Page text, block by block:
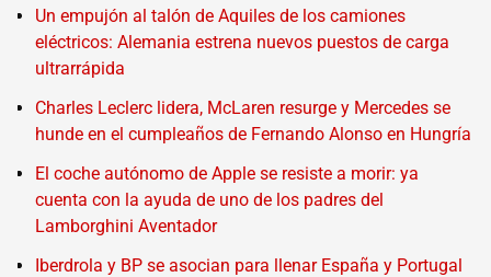
Un empujón al talón de Aquiles de los camiones
eléctricos: Alemania estrena nuevos puestos de carga
ultrarrápida
Charles Leclerc lidera, McLaren resurge y Mercedes se
hunde en el cumpleaños de Fernando Alonso en Hungría
El coche autónomo de Apple se resiste a morir: ya
cuenta con la ayuda de uno de los padres del
Lamborghini Aventador
Iberdrola y BP se asocian para llenar España y Portugal